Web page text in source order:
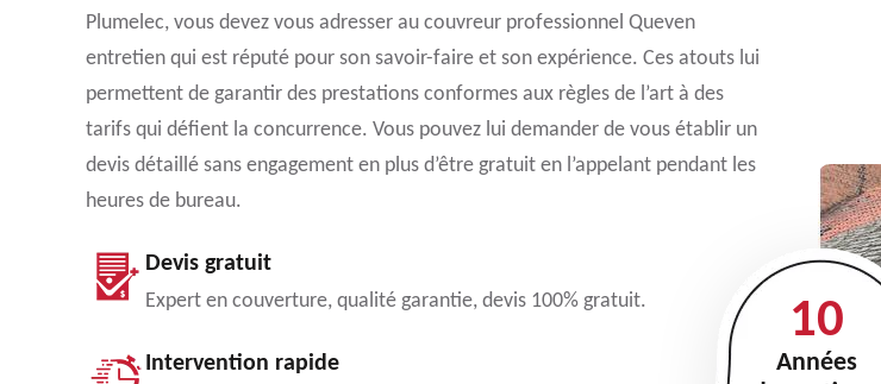
Plumelec, vous devez vous adresser au couvreur professionnel Queven
entretien qui est réputé pour son savoir-faire et son expérience. Ces atouts lui
permettent de garantir des prestations conformes aux règles de l’art à des
tarifs qui défient la concurrence. Vous pouvez lui demander de vous établir un
devis détaillé sans engagement en plus d’être gratuit en l’appelant pendant les
heures de bureau.
Devis gratuit
Expert en couverture, qualité garantie, devis 100% gratuit.
Intervention rapide
10
Années